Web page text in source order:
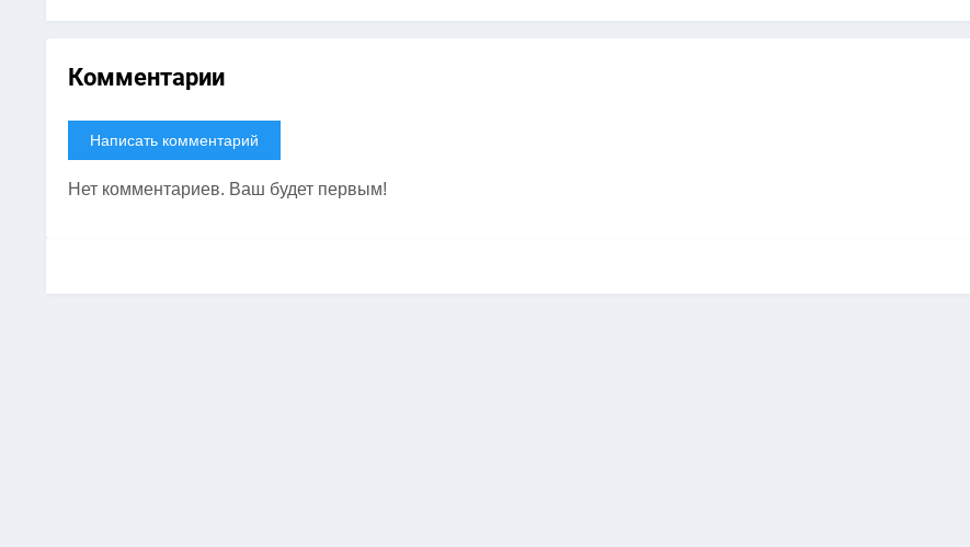
Комментарии
Написать комментарий
Нет комментариев. Ваш будет первым!